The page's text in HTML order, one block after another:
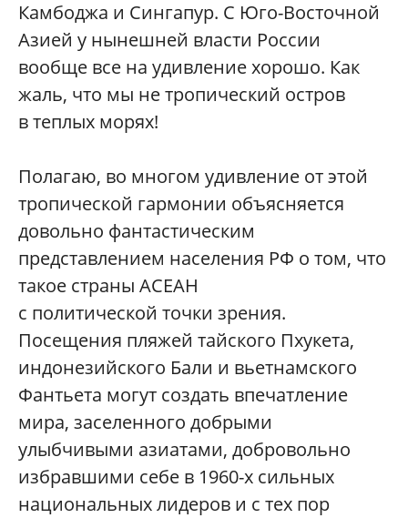
Камбоджа и Сингапур. С Юго-Восточной
Азией у нынешней власти России
вообще все на удивление хорошо. Как
жаль, что мы не тропический остров
в теплых морях!
Полагаю, во многом удивление от этой
тропической гармонии объясняется
довольно фантастическим
представлением населения РФ о том, что
такое страны АСЕАН
с политической точки зрения.
Посещения пляжей тайского Пхукета,
индонезийского Бали и вьетнамского
Фантьета могут создать впечатление
мира, заселенного добрыми
улыбчивыми азиатами, добровольно
избравшими себе в 1960-х сильных
национальных лидеров и с тех пор